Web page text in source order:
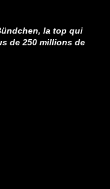
la top qui
de 250 millions de